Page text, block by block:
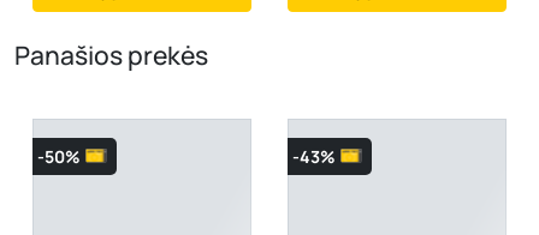
Panašios prekės
-50% -43%